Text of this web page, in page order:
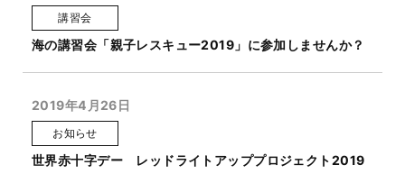
講習会
海の講習会「親子レスキュー2019」に参加しませんか？
2019年4月26日
お知らせ
世界赤十字デー レッドライトアッププロジェクト2019